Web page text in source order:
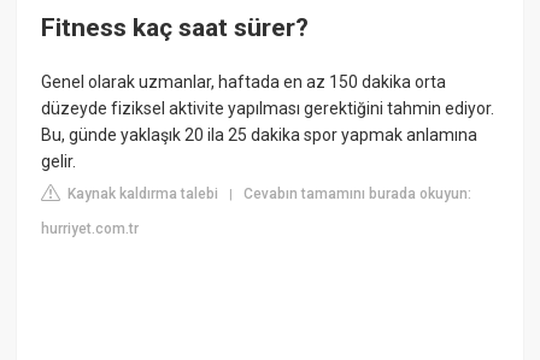
Fitness kaç saat sürer?
Genel olarak uzmanlar, haftada en az 150 dakika orta
düzeyde fiziksel aktivite yapılması gerektiğini tahmin ediyor.
Bu, günde yaklaşık 20 ila 25 dakika spor yapmak anlamına
gelir.
Kaynak kaldırma talebi |Cevabın tamamını burada okuyun:
hurriyet.com.tr